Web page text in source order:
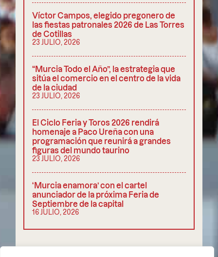
Víctor Campos, elegido pregonero de
las fiestas patronales 2026 de Las Torres
de Cotillas
23 JULIO, 2026
“Murcia Todo el Año”, la estrategia que
sitúa el comercio en el centro de la vida
de la ciudad
23 JULIO, 2026
El Ciclo Feria y Toros 2026 rendirá
homenaje a Paco Ureña con una
programación que reunirá a grandes
figuras del mundo taurino
23 JULIO, 2026
‘Murcia enamora’ con el cartel
anunciador de la próxima Feria de
Septiembre de la capital
16 JULIO, 2026